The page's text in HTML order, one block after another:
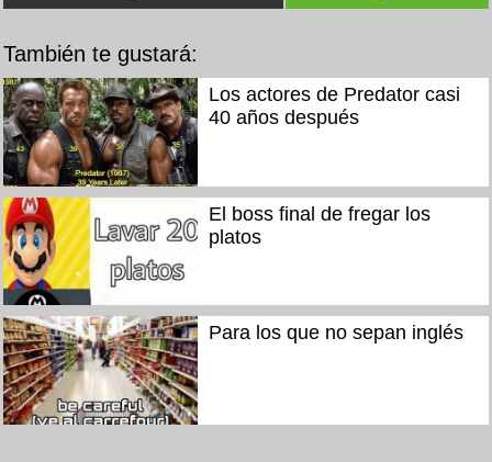
También te gustará:
Los actores de Predator casi
40 años después
El boss final de fregar los
platos
Para los que no sepan inglés